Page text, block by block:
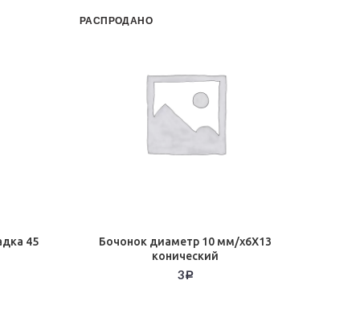
45
РАСПРОДАНО
Бочонок диаметр 10 мм/х6Х13
конический
3 Р